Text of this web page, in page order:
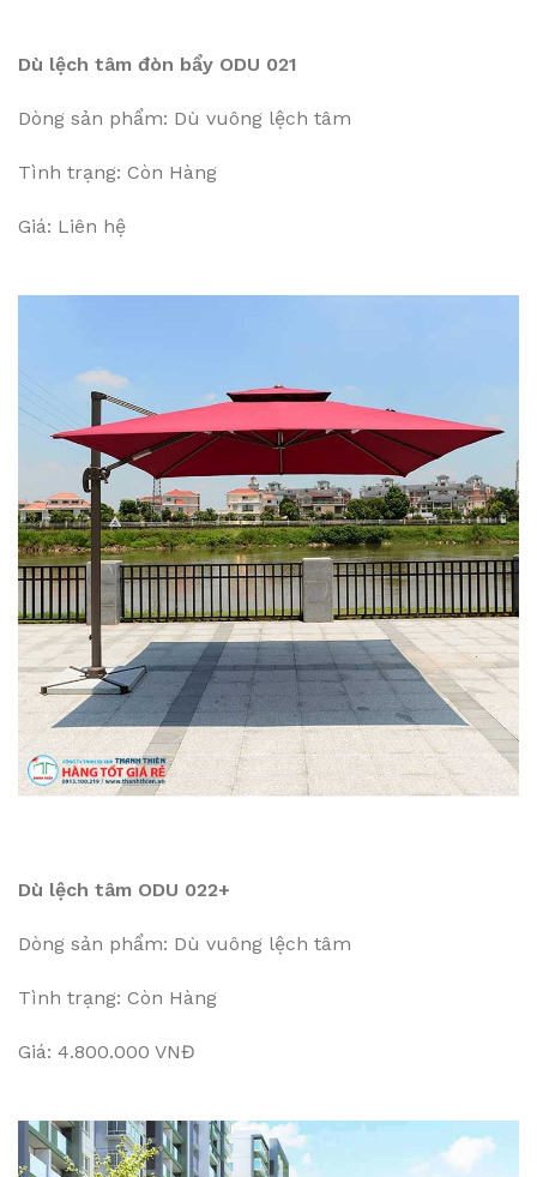
Dù lệch tâm đòn bẩy ODU 021
Dòng sản phẩm: Dù vuông lệch tâm
Tình trạng: Còn Hàng
Giá: Liên hệ
Dù lệch tâm ODU 022+
Dòng sản phẩm: Dù vuông lệch tâm
Tình trạng: Còn Hàng
Giá: 4.800.000 VNĐ